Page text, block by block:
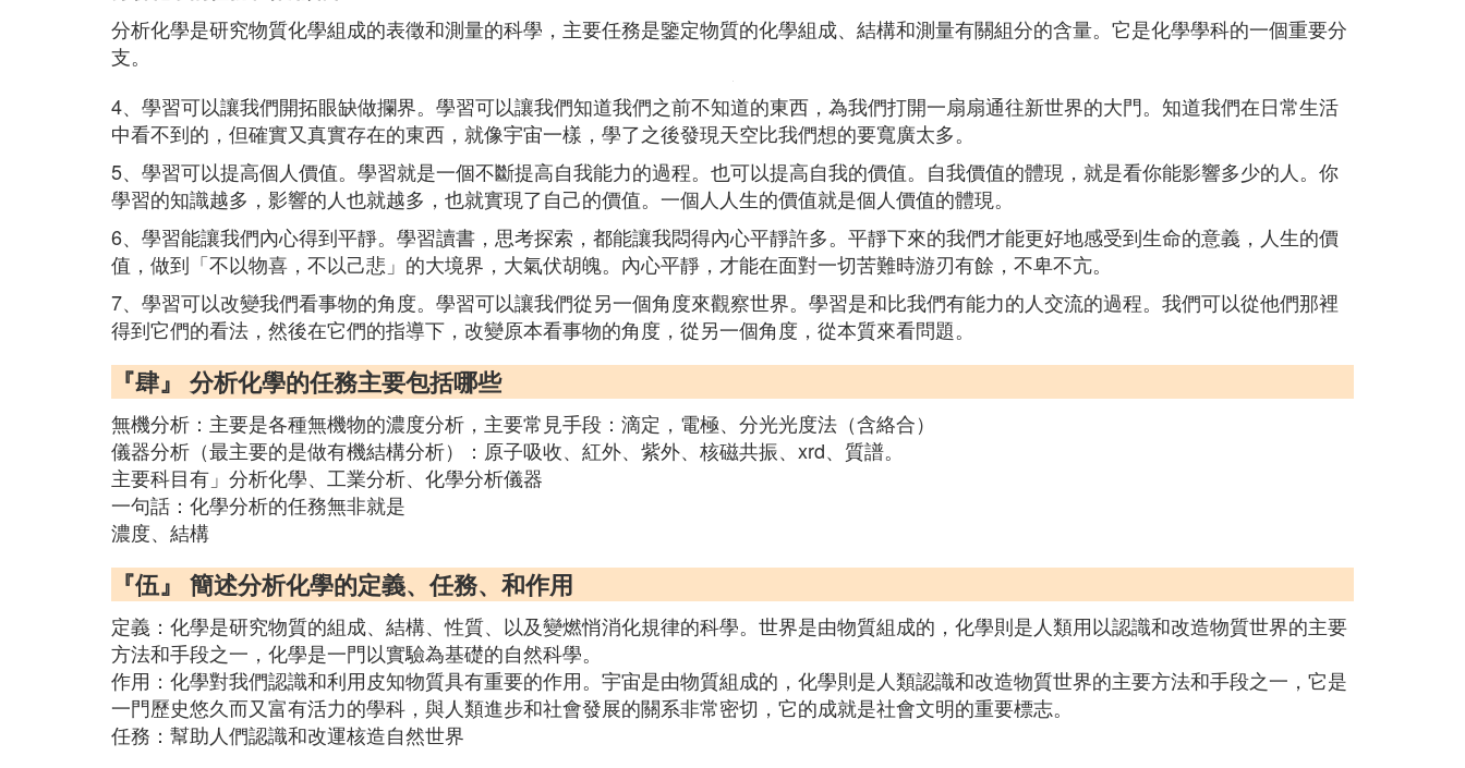
分析化學是研究物質化學組成的表徵和測量的科學，主要任務是鑒定物質的化學組成、結構和測量有關組分的含量。它是化學學科的一個重要分
支。
4、學習可以讓我們開拓眼缺做攔界。學習可以讓我們知道我們之前不知道的東西，為我們打開一扇扇通往新世界的大門。知道我們在日常生活
中看不到的，但確實又真實存在的東西，就像宇宙一樣，學了之後發現天空比我們想的要寬廣太多。
5、學習可以提高個人價值。學習就是一個不斷提高自我能力的過程。也可以提高自我的價值。自我價值的體現，就是看你能影響多少的人。你
學習的知識越多，影響的人也就越多，也就實現了自己的價值。一個人人生的價值就是個人價值的體現。
6、學習能讓我們內心得到平靜。學習讀書，思考探索，都能讓我悶得內心平靜許多。平靜下來的我們才能更好地感受到生命的意義，人生的價
值，做到「不以物喜，不以己悲」的大境界，大氣伏胡魄。內心平靜，才能在面對一切苦難時游刃有餘，不卑不亢。
7、學習可以改變我們看事物的角度。學習可以讓我們從另一個角度來觀察世界。學習是和比我們有能力的人交流的過程。我們可以從他們那裡
得到它們的看法，然後在它們的指導下，改變原本看事物的角度，從另一個角度，從本質來看問題。
『肆』 分析化學的任務主要包括哪些
無機分析：主要是各種無機物的濃度分析，主要常見手段：滴定，電極、分光光度法（含絡合）
儀器分析（最主要的是做有機結構分析）：原子吸收、紅外、紫外、核磁共振、xrd、質譜。
主要科目有」分析化學、工業分析、化學分析儀器
一句話：化學分析的任務無非就是
濃度、結構
『伍』 簡述分析化學的定義、任務、和作用
定義：化學是研究物質的組成、結構、性質、以及變燃悄消化規律的科學。世界是由物質組成的，化學則是人類用以認識和改造物質世界的主要
方法和手段之一，化學是一門以實驗為基礎的自然科學。
作用：化學對我們認識和利用皮知物質具有重要的作用。宇宙是由物質組成的，化學則是人類認識和改造物質世界的主要方法和手段之一，它是
一門歷史悠久而又富有活力的學科，與人類進步和社會發展的關系非常密切，它的成就是社會文明的重要標志。
任務：幫助人們認識和改運核造自然世界